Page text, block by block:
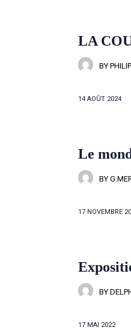
LA
BY
14 AOÛT 2024
Le
BY
17 NOVEMBRE
BY
17 MAI 2022